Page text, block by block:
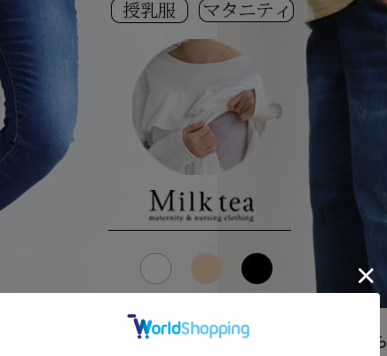
柔らかい手触りの一目惚れ素材を使った、胸フリルが愛